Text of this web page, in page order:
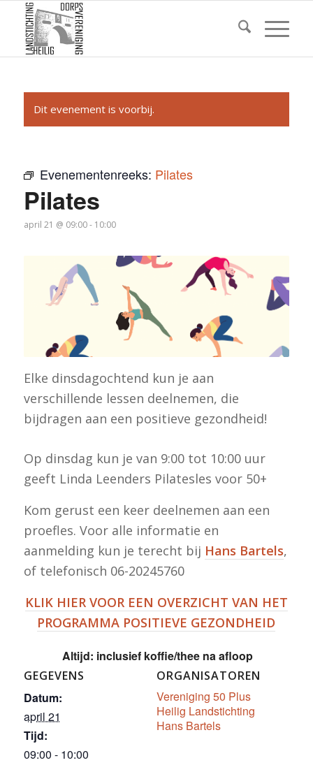
Dit evenement is voorbij.
Evenementenreeks: Pilates
Pilates
april 21 @ 09:00- 10:00
Elke dinsdagochtend kun je aan
verschillende lessen deelnemen, die
bijdragen aan een positieve gezondheid!
Op dinsdag kun je van 9:00 tot 10:00 uur
geeft Linda Leenders Pilatesles voor 50+
Kom gerust een keer deelnemen aan een
proefles. Voor alle informatie en
aanmelding kun je terecht bij Hans Bartels,
of telefonisch 06-20245760
KLIK HIER VOOR EEN OVERZICHT VAN HET
PROGRAMMA POSITIEVE GEZONDHEID
Altijd: inclusief koffie/thee na afloop
GEGEVENS
Datum:
april 21
Tijd:
09:00 - 10:00
ORGANISATOREN
Vereniging 50 Plus
Heilig Landstichting
Hans Bartels